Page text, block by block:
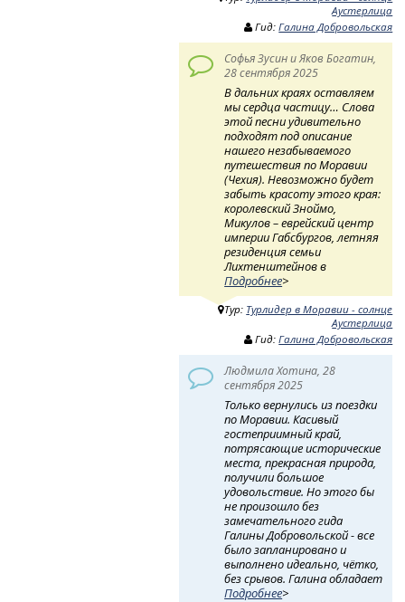
Аустерлица
Гид:Галина Добровольская
Софья Зусин и Яков Богатин,
28 сентября 2025
В дальних краях оставляем
мы сердца частицу… Слова
этой песни удивительно
подходят под описание
нашего незабываемого
путешествия по Моравии
(Чехия). Невозможно будет
забыть красоту этого края:
королевский Зноймо,
Микулов – еврейский центр
империи Габсбургов, летняя
резиденция семьи
Лихтенштейнов в
Подробнее>
Тур: Турлидер в Моравии - солнце
Аустерлица
Гид:Галина Добровольская
Людмила Хотина, 28
сентября 2025
Только вернулись из поездки
по Моравии. Касивый
гостеприимный край,
потрясающие исторические
места, прекрасная природа,
получили большое
удовольствие. Но этого бы
не произошло без
замечательного гида
Галины Добровольской - все
было запланировано и
выполнено идеально, чётко,
без срывов. Галина обладает
Подробнее>